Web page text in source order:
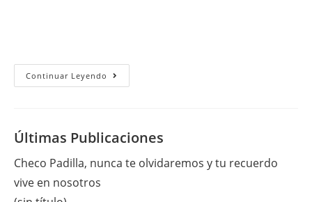
Continuar Leyendo Domingo
21
Últimas Publicaciones
Checo Padilla, nunca te olvidaremos y tu recuerdo
vive en nosotros